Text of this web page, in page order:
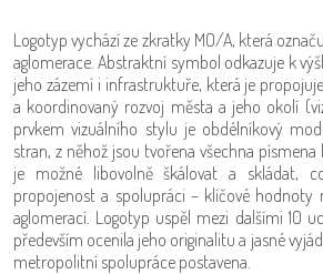
Logotyp vychází ze zkratky MO/A, která
aglomerace. Abstraktní symbol odkazuje k
jeho zázemí i infrastruktuře, která je
a koordinovaný rozvoj města a jeho okolí
prvkem vizuálního stylu je obdélníkový
stran, z něhož jsou tvořena všechna
je možné libovolně škálovat a skládat,
propojenost a spolupráci – klíčové
aglomerací. Logotyp uspěl mezi dalšími 10
především ocenila jeho originalitu a jasné
metropolitní spolupráce postavena.